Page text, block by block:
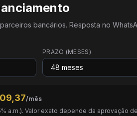
bancários. Resposta no
PRAZO (MESES)
/mês
a.m.). Valor exato depende da aprovação